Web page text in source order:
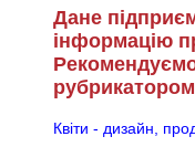
Дане
інформацію
Квіти - дизайн,